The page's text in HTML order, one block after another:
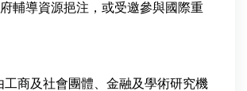
輔導資源挹注，或受邀參與國際重
工商及社會團體、金融及學術研究機